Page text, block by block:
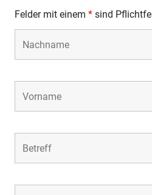
Felder mit einem * sind